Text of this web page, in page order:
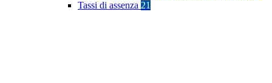
Tassi di assenza 21